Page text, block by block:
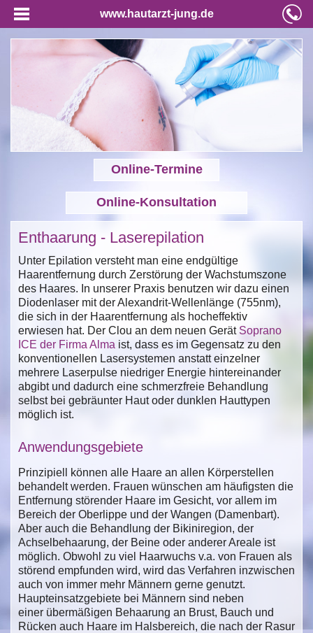
www.hautarzt-jung.de
Online-Termine
Online-Konsultation
Enthaarung - Laserepilation
Unter Epilation versteht man eine endgültige
Haarentfernung durch Zerstörung der Wachstumszone
des Haares. In unserer Praxis benutzen wir dazu einen
Diodenlaser mit der Alexandrit-Wellenlänge (755nm),
die sich in der Haarentfernung als hocheffektiv
erwiesen hat. Der Clou an dem neuen GerätSoprano
ICE der Firma Alma ist, dass es im Gegensatz zu den
konventionellen Lasersystemen anstatt einzelner
mehrere Laserpulse niedriger Energie hintereinander
abgibt und dadurch eine schmerzfreie Behandlung
selbst bei gebräunter Haut oder dunklen Hauttypen
möglich ist.
Anwendungsgebiete
Prinzipiell können alle Haare an allen Körperstellen
behandelt werden. Frauen wünschen am häufigsten die
Entfernung störender Haare im Gesicht, vor allem im
Bereich der Oberlippe und der Wangen (Damenbart).
Aber auch die Behandlung der Bikiniregion, der
Achselbehaarung, der Beine oder anderer Areale ist
möglich. Obwohl zu viel Haarwuchs v.a. von Frauen als
störend empfunden wird, wird das Verfahren inzwischen
auch von immer mehr Männern gerne genutzt.
Haupteinsatzgebiete bei Männern sind neben
einer übermäßigen Behaarung an Brust, Bauch und
Rücken auch Haare im Halsbereich, die nach der Rasur